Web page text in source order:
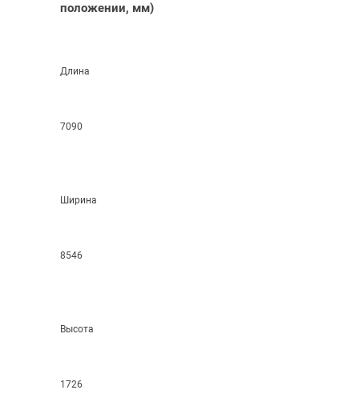
положении, мм)
Длина
7090
Ширина
8546
Высота
1726